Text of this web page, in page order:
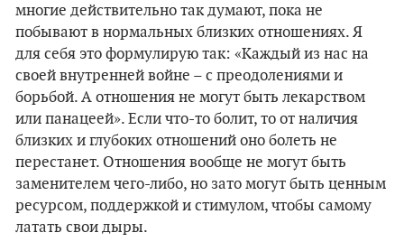
многие действительно так думают, пока не
побывают в нормальных близких отношениях. Я
для себя это формулирую так: «Каждый из нас на
своей внутренней войне – с преодолениями и
борьбой. А отношения не могут быть лекарством
или панацеей». Если что-то болит, то от наличия
близких и глубоких отношений оно болеть не
перестанет. Отношения вообще не могут быть
заменителем чего-либо, но зато могут быть ценным
ресурсом, поддержкой и стимулом, чтобы самому
латать свои дыры.